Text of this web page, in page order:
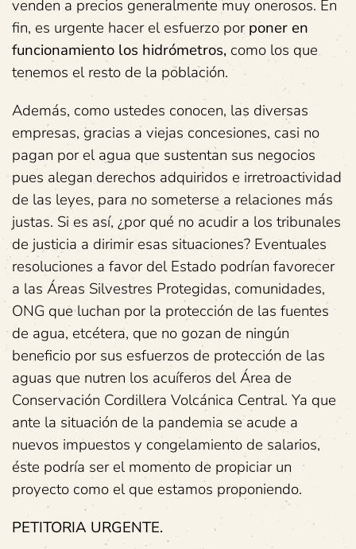
venden a precios generalmente muy onerosos. En
fin, es urgente hacer el esfuerzo porponer en
funcionamiento los hidrómetros, como los que
tenemos el resto de la población.
Además, como ustedes conocen, las diversas
empresas, gracias a viejas concesiones, casi no
pagan por el agua que sustentan sus negocios
pues alegan derechos adquiridos e irretroactividad
de las leyes, para no someterse a relaciones más
justas. Si es así, ¿por qué no acudir a los tribunales
de justicia a dirimir esas situaciones? Eventuales
resoluciones a favor del Estado podrían favorecer
a las Áreas Silvestres Protegidas, comunidades,
ONG que luchan por la protección de las fuentes
de agua, etcétera, que no gozan de ningún
beneficio por sus esfuerzos de protección de las
aguas que nutren los acuíferos del Área de
Conservación Cordillera Volcánica Central. Ya que
ante la situación de la pandemia se acude a
nuevos impuestos y congelamiento de salarios,
éste podría ser el momento de propiciar un
proyecto como el que estamos proponiendo.
PETITORIA URGENTE.